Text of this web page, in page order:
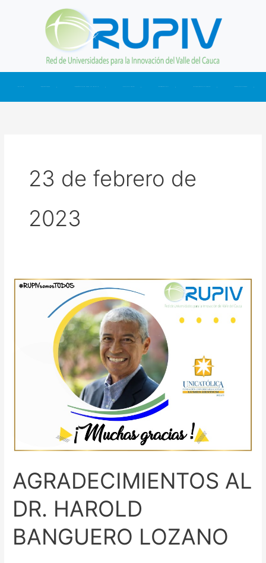
23 de febrero de
2023
AGRADECIMIENTOS AL
DR. HAROLD
BANGUERO LOZANO
AGRADECIMIENTOS
BANGUERO